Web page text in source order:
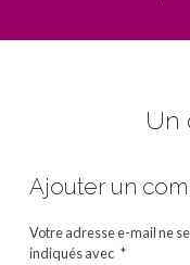
Un
Ajouter un
Votre adresse e-mail ne
indiqués avec *